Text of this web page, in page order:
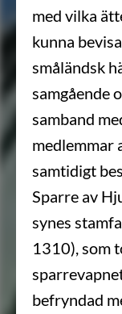
med vilka
kunna
småländsk
samgående
samband
medlemmar
samtidigt
Sparre av
synes
1310), som
befryndad